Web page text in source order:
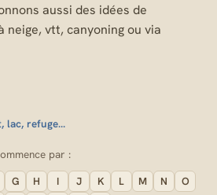
aussi des idées de
vtt, canyoning ou via
lac, refuge…
par :
G H I J K L M N
O